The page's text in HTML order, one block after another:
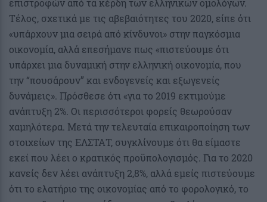
επιστροφών από τα κέρδη των ελληνικών ομολόγων.
Τέλος, σχετικά με τις αβεβαιότητες του 2020, είπε ότι
«υπάρχουν μια σειρά από κίνδυνοι» στην παγκόσμια
οικονομία, αλλά επεσήμανε πως «πιστεύουμε ότι
υπάρχει μια δυναμική στην ελληνική οικονομία, που
την “πουσάρουν” και ενδογενείς και εξωγενείς
δυνάμεις». Πρόσθεσε ότι «για το 2019 εκτιμούμε
ανάπτυξη 2%. Οι περισσότεροι φορείς θεωρούσαν
χαμηλότερα. Μετά την τελευταία επικαιροποίηση των
στοιχείων της ΕΛΣΤΑΤ, συγκλίνουμε ότι θα είμαστε
εκεί που λέει ο κρατικός προϋπολογισμός. Για το 2020
κανείς δεν λέει ανάπτυξη 2,8%, αλλά εμείς πιστεύουμε
ότι το ελατήριο της οικονομίας από το φορολογικό, το